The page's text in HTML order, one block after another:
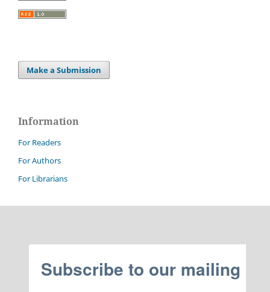
Make a Submission
Information
For Readers
For Authors
For Librarians